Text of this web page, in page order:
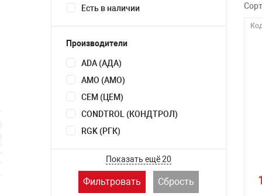
Есть в наличии
Производители
ADA (АДА)
AMO (АМО)
CEM (ЦЕМ)
CONDTROL (КОНДТРОЛ)
RGK (РГК)
Показать ещё 20
Фильтровать Сбрость